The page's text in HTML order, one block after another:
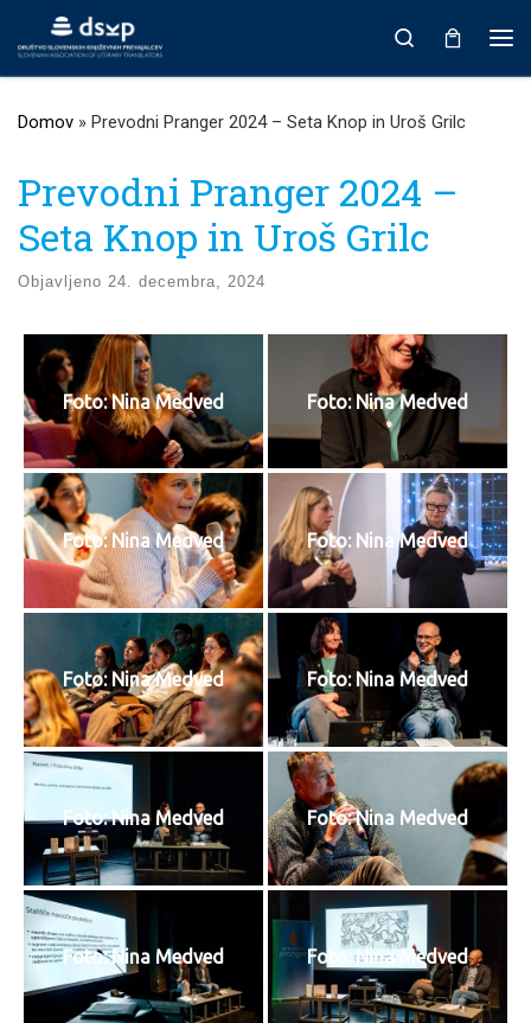
Prikaži vso vsebino
Search
Domov » Prevodni Pranger 2024 – Seta Knop in Uroš Grilc
Prevodni Pranger 2024 –
Seta Knop in Uroš Grilc
Objavljeno 24. decembra, 2024
Foto: Nina Medved Foto: Nina Medved
Foto: Nina Medved Foto: Nina Medved
Foto: Nina Medved Foto: Nina Medved
Foto: Nina Medved Foto: Nina Medved
Foto: Nina Medved Foto: Nina Medved